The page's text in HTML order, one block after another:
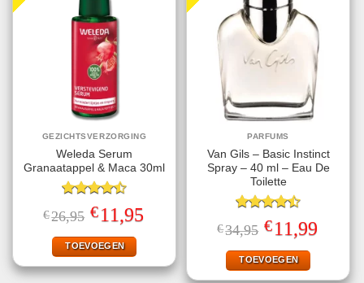
GEZICHTSVERZORGING
Weleda Serum
Granaatappel & Maca 30ml
Gewaardeerd
4.50uit 5
€26,95 Oorspronkelijke
prijs
was:
€26,95.
€11,95prijs
TOEVOEGEN
PARFUMS
Van Gils – Basic Instinct
Spray – 40 ml – Eau De
Toilette
Gewaardeerd
4.50uit 5
€34,95 Oorspronkelijke
prijs
was:
€34,95.
€11,99Huidige
prijs
TOEVOEGEN